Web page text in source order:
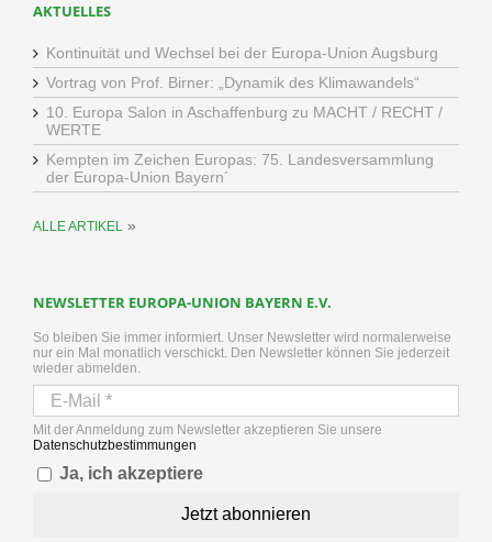
AKTUELLES
Kontinuität und Wechsel bei der Europa-Union Augsburg
Vortrag von Prof. Birner: „Dynamik des Klimawandels“
10. Europa Salon in Aschaffenburg zu MACHT / RECHT /
WERTE
Kempten im Zeichen Europas: 75. Landesversammlung
der Europa-Union Bayern´
ALLE ARTIKEL »
NEWSLETTER EUROPA-UNION BAYERN E.V.
So bleiben Sie immer informiert. Unser Newsletter wird normalerweise
nur ein Mal monatlich verschickt. Den Newsletter können Sie jederzeit
wieder abmelden.
Mit der Anmeldung zum Newsletter akzeptieren Sie unsere
Datenschutzbestimmungen
Ja, ich akzeptiere